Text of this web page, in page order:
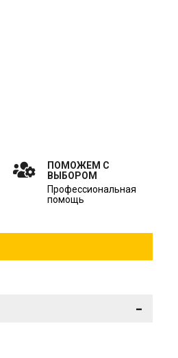
ПОМОЖЕМ С
ВЫБОРОМ
Профессиональная
помощь
-